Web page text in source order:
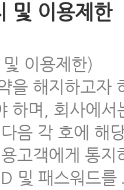
및 이용제한
이용제한)
을 해지하고자
하며, 회사에
음 각 호에 해
고객에게 통
및 패스워드